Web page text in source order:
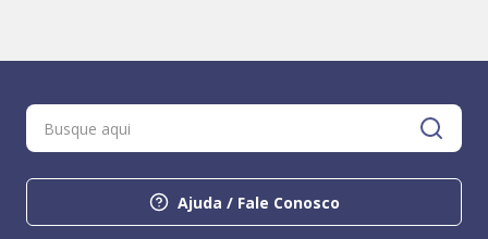
Ajuda / Fale Conosco